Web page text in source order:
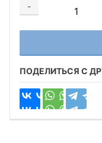
-
ПОДЕЛИТЬСЯ С